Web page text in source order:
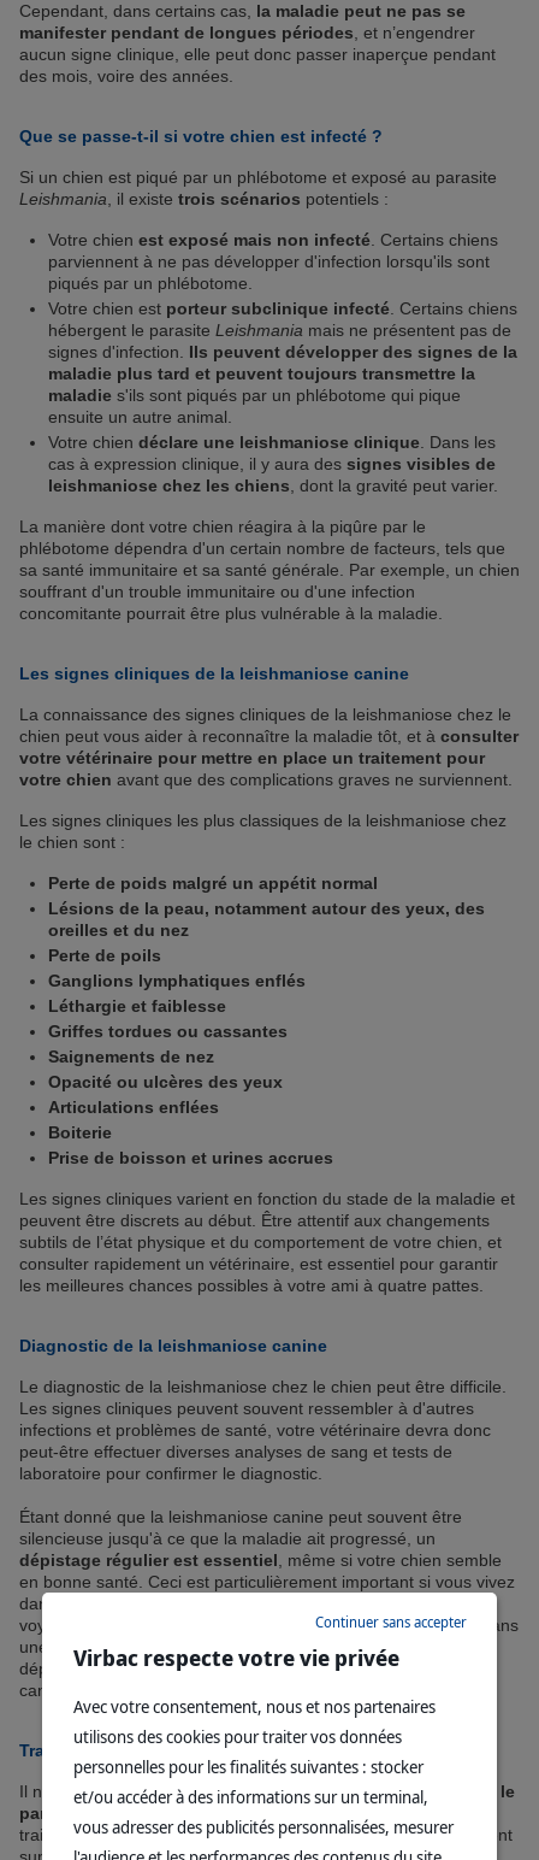
Cependant, dans certains cas, la maladie peut ne pas se
manifester pendant de longues périodes , et n’engendrer
aucun signe clinique, elle peut donc passer inaperçue pendant
des mois, voire des années.
Que se passe-t-il si votre chien est infecté ?
Si un chien est piqué par un phlébotome et exposé au parasite
Leishmania , il existe trois scénarios potentiels :
Votre chien est exposé mais non infecté . Certains chiens
parviennent à ne pas développer d'infection lorsqu'ils sont
piqués par un phlébotome.
Votre chien est porteur subclinique infecté . Certains chiens
hébergent le parasite Leishmania mais ne présentent pas de
signes d'infection. Ils peuvent développer des signes de la
maladie plus tard et peuvent toujours transmettre la
maladie s'ils sont piqués par un phlébotome qui pique
ensuite un autre animal.
Votre chien déclare une leishmaniose clinique . Dans les
cas à expression clinique, il y aura des signes visibles de
leishmaniose chez les chiens , dont la gravité peut varier.
La manière dont votre chien réagira à la piqûre par le
phlébotome dépendra d'un certain nombre de facteurs, tels que
sa santé immunitaire et sa santé générale. Par exemple, un chien
souffrant d'un trouble immunitaire ou d'une infection
concomitante pourrait être plus vulnérable à la maladie.
Les signes cliniques de la leishmaniose canine
La connaissance des signes cliniques de la leishmaniose chez le
chien peut vous aider à reconnaître la maladie tôt, et à consulter
votre vétérinaire pour mettre en place un traitement pour
votre chien avant que des complications graves ne surviennent.
Les signes cliniques les plus classiques de la leishmaniose chez
le chien sont :
Perte de poids malgré un appétit normal
Lésions de la peau, notamment autour des yeux, des
oreilles et du nez
Perte de poils
Ganglions lymphatiques enflés
Léthargie et faiblesse
Griffes tordues ou cassantes
Saignements de nez
Opacité ou ulcères des yeux
Articulations enflées
Boiterie
Prise de boisson et urines accrues
Les signes cliniques varient en fonction du stade de la maladie et
peuvent être discrets au début. Être attentif aux changements
subtils de l’état physique et du comportement de votre chien, et
consulter rapidement un vétérinaire, est essentiel pour garantir
les meilleures chances possibles à votre ami à quatre pattes.
Diagnostic de la leishmaniose canine
Le diagnostic de la leishmaniose chez le chien peut être difficile.
Les signes cliniques peuvent souvent ressembler à d'autres
infections et problèmes de santé, votre vétérinaire devra donc
peut-être effectuer diverses analyses de sang et tests de
laboratoire pour confirmer le diagnostic.
Étant donné que la leishmaniose canine peut souvent être
silencieuse jusqu'à ce que la maladie ait progressé, un
dépistage régulier est essentiel , même si votre chien semble
en bonne santé. Ceci est particulièrement important si vous vivez
dans une zone où la maladie est endémique, ou si vous avez
voyagé dans une telle zone avec votre animal. Si vous vivez dans
une zone endémique, vous pouvez également envisager un
dépistage pré-voyage pour éviter d'introduire la leishmaniose
canine dans les zones non endémiques que vous visitez.
Traitement et gestion de la leishmaniose canine
Il n'est généralement pas possible d'éliminer complètement le
parasite
traitement de la leishmaniose canine se concentre généralement
Virbac respecte votre vie privée
Avec votre consentement, nous et nos partenaires
utilisons des cookies pour traiter vos données
personnelles pour les finalités suivantes : stocker
et/ou accéder à des informations sur un terminal,
vous adresser des publicités personnalisées, mesurer
Continuer sans accepter